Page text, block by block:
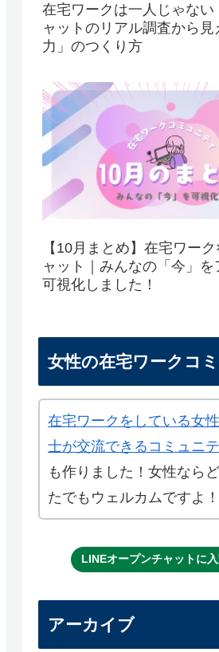
在宅ワークは一人じゃない
ャットのリアル調査から見
力」のつくり方
【10月まとめ】在宅ワー
ャット｜みんなの「今」
可視化しました！
女性の在宅ワークコ
在宅ワークをしている女
士が交流できるコミュニ
も作りました！女性なら
たでもウェルカムですよ！
LINEオープンチャットに入
アーカイブ